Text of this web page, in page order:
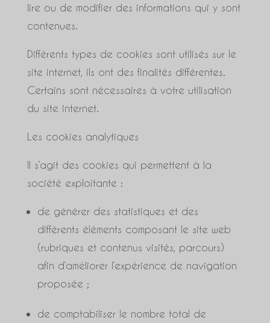
lire ou de modifier des informations qui y sont
contenues.
Différents types de cookies sont utilisés sur le
site internet, ils ont des finalités différentes.
Certains sont nécessaires à votre utilisation
du site internet.
Les cookies analytiques
Il s’agit des cookies qui permettent à la
société exploitante :
de générer des statistiques et des
différents éléments composant le site web
(rubriques et contenus visités, parcours)
afin d’améliorer l’expérience de navigation
proposée ;
de comptabiliser le nombre total de